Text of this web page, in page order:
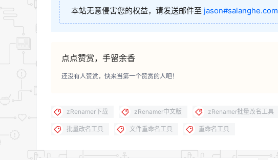
本站无意侵害您的权益，请发送邮件至 jason#salanghe.com
点点赞赏，手留余香
还没有人赞赏，快来当第一个赞赏的人吧！
zRenamer下载 zRenamer中文版 zRenamer批量改名工具
批量改名工具 文件重命名工具 重命名工具